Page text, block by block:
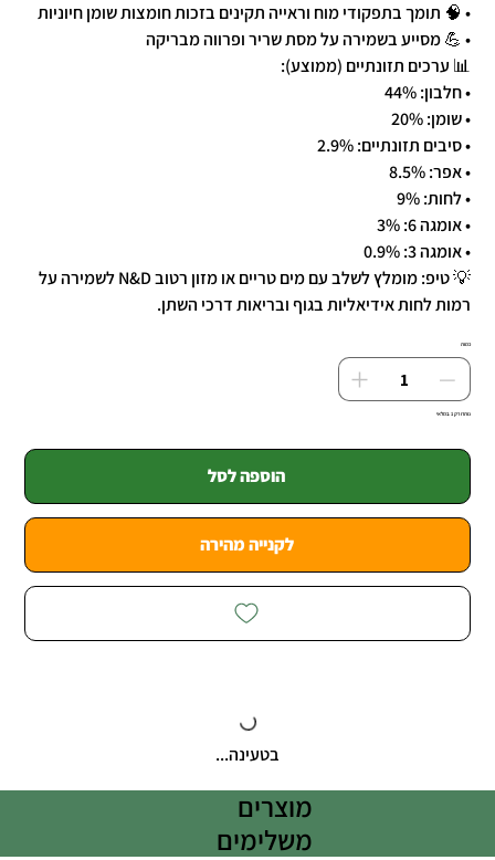
• 🧠 תומך בתפקודי מוח וראייה תקינים בזכות חומצות שומן חיוניות
• 💪 מסייע בשמירה על מסת שריר ופרווה מבריקה
📊 ערכים תזונתיים (ממוצע):
• חלבון: 44%
• שומן: 20%
• סיבים תזונתיים: 2.9%
• אפר: 8.5%
• לחות: 9%
• אומגה 6: 3%
• אומגה 3: 0.9%
💡 טיפ: מומלץ לשלב עם מים טריים או מזון רטוב N&D לשמירה על
רמות לחות אידיאליות בגוף ובריאות דרכי השתן.
כמות
נותרו רק 1 במלאי
הוספה לסל
לקנייה מהירה
בטעינה...
מוצרים
משלימים